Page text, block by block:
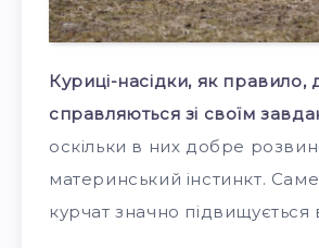
Куриці-насідки, як правило,
справляються зі своїм
оскільки в них добре
материнський інстинкт.
курчат значно підвищується